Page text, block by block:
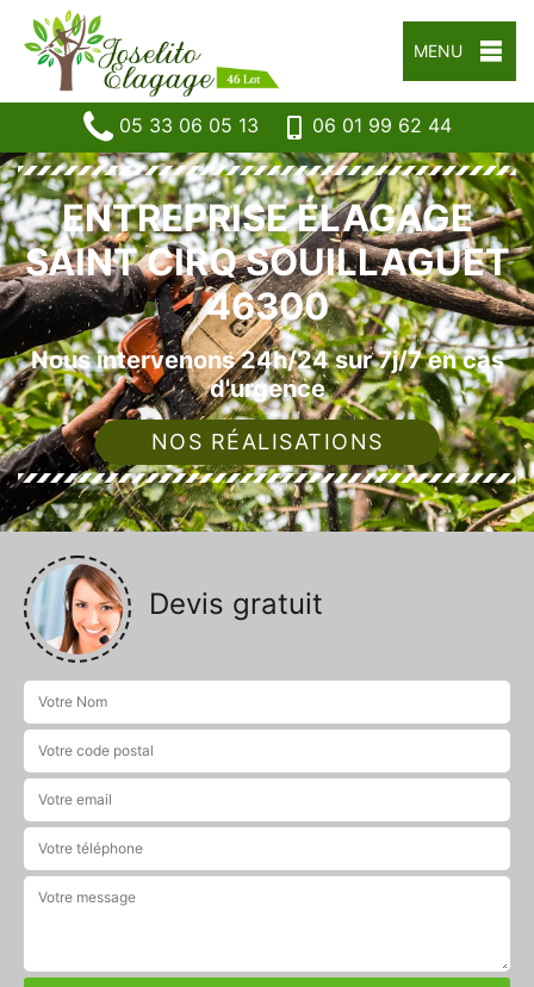
MENU
05 33 06 05 13 06 01 99 62 44
ENTREPRISE ÉLAGAGE
SAINT CIRQ SOUILLAGUET
46300
Nous intervenons 24h/24 sur 7j/7 en cas
d'urgence
NOS RÉALISATIONS
Devis gratuit